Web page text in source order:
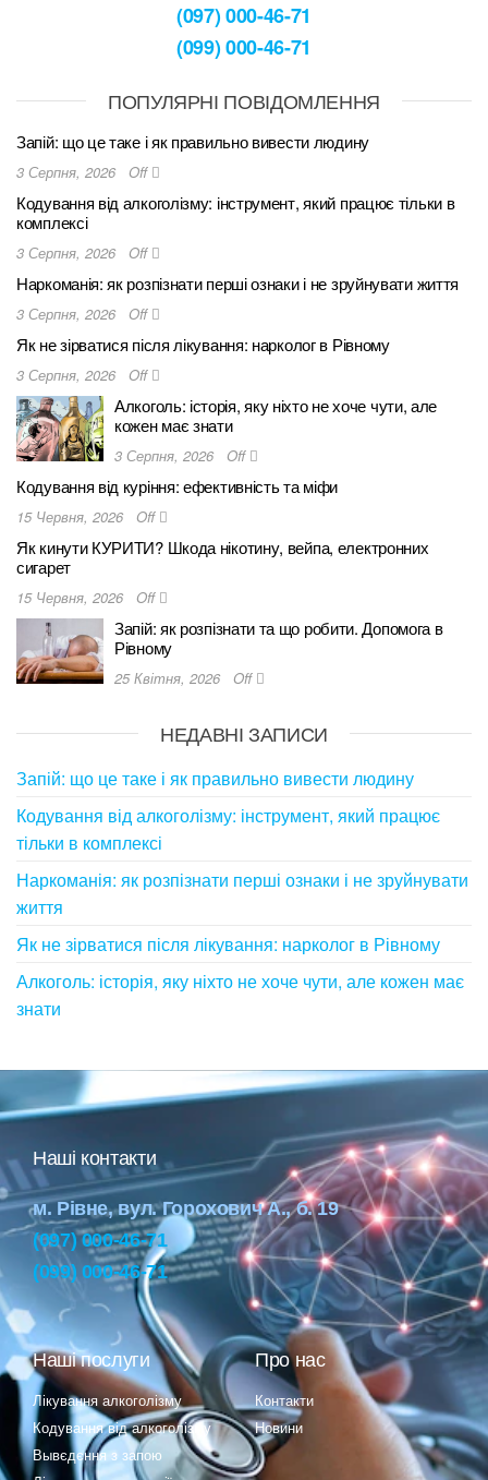
(097) 000-46-71
(099) 000-46-71
ПОПУЛЯРНІ ПОВІДОМЛЕННЯ
Запій: що це таке і як правильно вивести людину
3 Серпня, 2026 Off
Кодування від алкоголізму: інструмент, який працює тільки в
комплексі
3 Серпня, 2026 Off
Наркоманія: як розпізнати перші ознаки і не зруйнувати життя
3 Серпня, 2026 Off
Як не зірватися після лікування: нарколог в Рівному
3 Серпня, 2026 Off
Алкоголь: історія, яку ніхто не хоче чути, але
кожен має знати
3 Серпня, 2026 Off
Кодування від куріння: ефективність та міфи
15 Червня, 2026 Off
Як кинути КУРИТИ? Шкода нікотину, вейпа, електронних
сигарет
15 Червня, 2026 Off
Запій: як розпізнати та що робити. Допомога в
Рівному
25 Квітня, 2026 Off
НЕДАВНІ ЗАПИСИ
Запій: що це таке і як правильно вивести людину
Кодування від алкоголізму: інструмент, який працює
тільки в комплексі
Наркоманія: як розпізнати перші ознаки і не зруйнувати
життя
Як не зірватися після лікування: нарколог в Рівному
Алкоголь: історія, яку ніхто не хоче чути, але кожен має
знати
Наші контакти
м. Рівне, вул. Горохович А., б. 19
(097) 000-46-71
(099) 000-46-71
Наші послуги
Лікування алкоголізму
Кодування від алкоголізму
Вывєдєння з запою
Про нас
Контакти
Новини